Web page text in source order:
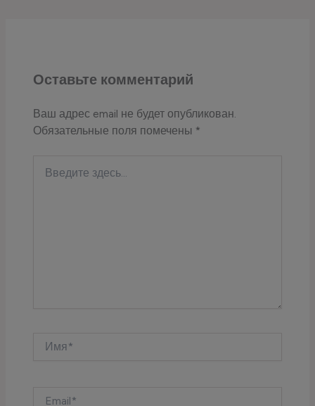
Оставьте комментарий
Ваш адрес email не будет опубликован.
Обязательные поля помечены *
здесь...